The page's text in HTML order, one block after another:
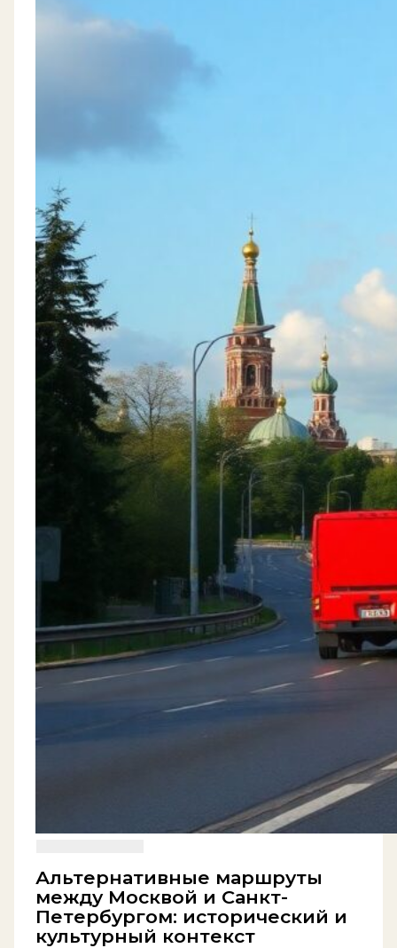
Альтернативные маршруты
между Москвой и Санкт-
Петербургом: исторический и
культурный контекст